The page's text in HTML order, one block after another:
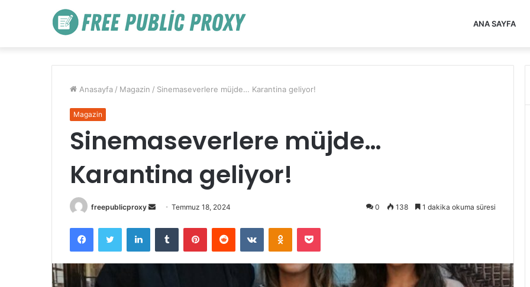
ANA SAYFA
Anasayfa / Magazin / Sinemaseverlere müjde… Karantina geliyor!
Magazin
Sinemaseverlere müjde…
Karantina geliyor!
freepublicproxy
Bir
posta
göndermek
Temmuz 18, 2024 0 138 1 dakika okuma süresi
FacebookTwitter LinkedInTumblr PinterestReddit VKontakteOdnoklassniki
Pocket